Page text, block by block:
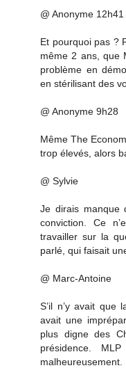
@ Anonyme 12h41
Et pourquoi pas ?
même 2 ans, que
problème en
en stérilisant des
@ Anonyme 9h28
Même The
trop élevés, alors
@ Sylvie
Je dirais manque
conviction. Ce
travailler sur la
parlé, qui faisait
@ Marc-Antoine
S’il n’y avait
avait une
plus digne des
présidence.
malheureusement.